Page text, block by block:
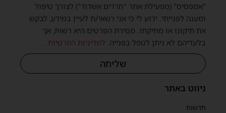
ניווט באתר
חדשות
"אמפסיס" (מפעילת אתר "חרדים אשדוד") לצורך טיפול
ומענה לפנייתי. ידוע לי כי אני רשאי/ת לעיין במידע, לבקש
את תיקונו או מחיקתו. מסירת הפרטים היא רשות, אך
בלעדיהם לא ניתן לטפל בפנייה. למדיניות הפרטיות.
שליחה